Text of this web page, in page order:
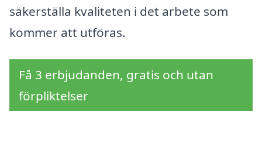
säkerställa kvaliteten i det arbete som
kommer att utföras.
Få 3 erbjudanden, gratis och utan
förpliktelser